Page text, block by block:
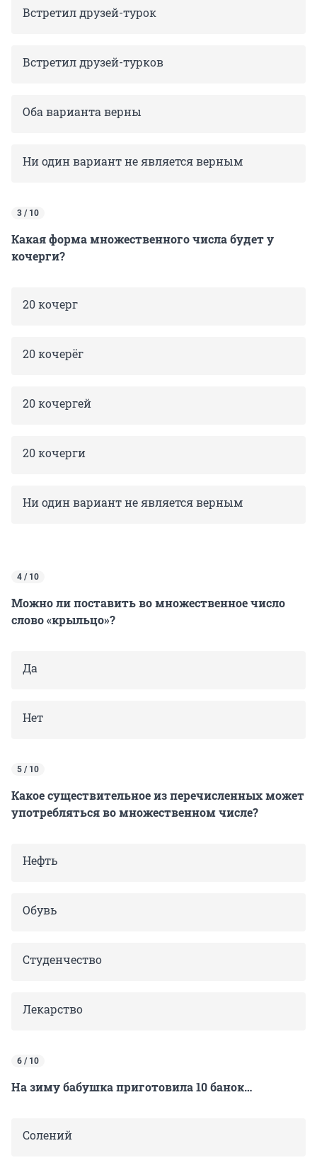
Встретил друзей-турок
Встретил друзей-турков
Оба варианта верны
Ни один вариант не является верным
3 / 10
Какая форма множественного числа будет у
кочерги?
20 кочерг
20 кочерёг
20 кочергей
20 кочерги
Ни один вариант не является верным
4 / 10
Можно ли поставить во множественное число
слово «крыльцо»?
Да
Нет
5 / 10
Какое существительное из перечисленных может
употребляться во множественном числе?
Нефть
Обувь
Студенчество
Лекарство
6 / 10
На зиму бабушка приготовила 10 банок…
Солений